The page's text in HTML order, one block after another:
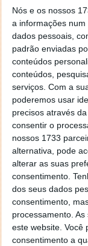
Nós e os nossos
a informações
dados pessoais,
padrão enviadas
conteúdos
conteúdos,
serviços. Com a
poderemos usar
precisos através
consentir o
nossos 1733
alternativa, pode
alterar as suas
consentimento.
dos seus dados
consentimento,
processamento.
este website. Você
consentimento a
tentei
firefox
Vítor
o MSn
Responder
Vítor
@Rui
Tens de
janela
rato faz
clica no
geral a